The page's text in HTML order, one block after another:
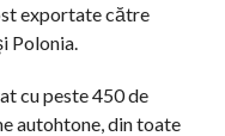
exportate către
Polonia.
cu peste 450 de
autohtone, din toate